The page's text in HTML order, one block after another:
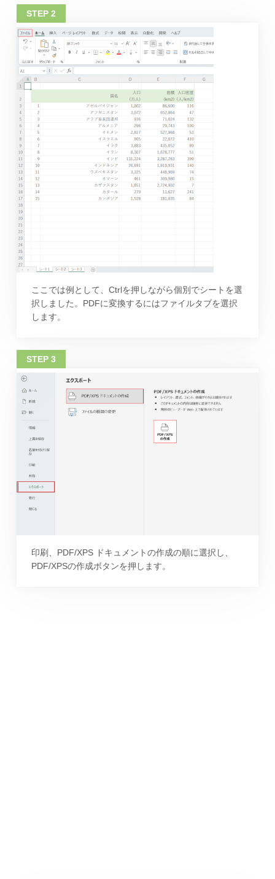
ここでは例として、Ctrlを押しながら個別でシートを選
択しました。PDFに変換するにはファイルタブを選択
します。
印刷、PDF/XPS ドキュメントの作成の順に選択し、
PDF/XPSの作成ボタンを押します。